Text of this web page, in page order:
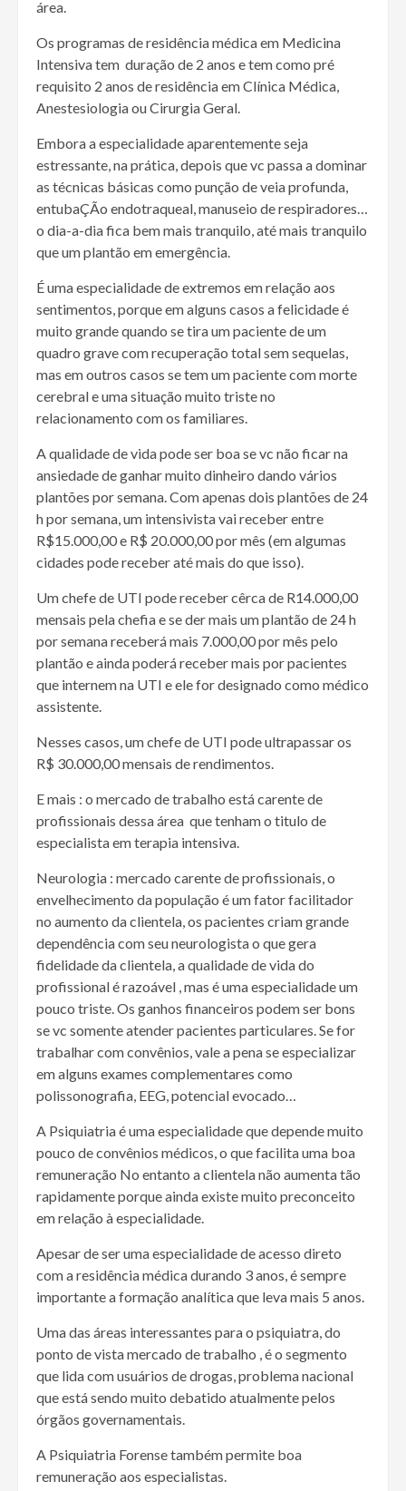
área.
Os programas de residência médica em Medicina
Intensiva tem duração de 2 anos e tem como pré
requisito 2 anos de residência em Clínica Médica,
Anestesiologia ou Cirurgia Geral.
Embora a especialidade aparentemente seja
estressante, na prática, depois que vc passa a dominar
as técnicas básicas como punção de veia profunda,
entubaÇÃo endotraqueal, manuseio de respiradores…
o dia-a-dia fica bem mais tranquilo, até mais tranquilo
que um plantão em emergência.
É uma especialidade de extremos em relação aos
sentimentos, porque em alguns casos a felicidade é
muito grande quando se tira um paciente de um
quadro grave com recuperação total sem sequelas,
mas em outros casos se tem um paciente com morte
cerebral e uma situação muito triste no
relacionamento com os familiares.
A qualidade de vida pode ser boa se vc não ficar na
ansiedade de ganhar muito dinheiro dando vários
plantões por semana. Com apenas dois plantões de 24
h por semana, um intensivista vai receber entre
R$15.000,00 e R$ 20.000,00 por mês (em algumas
cidades pode receber até mais do que isso).
Um chefe de UTI pode receber cêrca de R14.000,00
mensais pela chefia e se der mais um plantão de 24 h
por semana receberá mais 7.000,00 por mês pelo
plantão e ainda poderá receber mais por pacientes
que internem na UTI e ele for designado como médico
assistente.
Nesses casos, um chefe de UTI pode ultrapassar os
R$ 30.000,00 mensais de rendimentos.
E mais : o mercado de trabalho está carente de
profissionais dessa área que tenham o titulo de
especialista em terapia intensiva.
Neurologia : mercado carente de profissionais, o
envelhecimento da população é um fator facilitador
no aumento da clientela, os pacientes criam grande
dependência com seu neurologista o que gera
fidelidade da clientela, a qualidade de vida do
profissional é razoável , mas é uma especialidade um
pouco triste. Os ganhos financeiros podem ser bons
se vc somente atender pacientes particulares. Se for
trabalhar com convênios, vale a pena se especializar
em alguns exames complementares como
polissonografia, EEG, potencial evocado…
A Psiquiatria é uma especialidade que depende muito
pouco de convênios médicos, o que facilita uma boa
remuneração No entanto a clientela não aumenta tão
rapidamente porque ainda existe muito preconceito
em relação à especialidade.
Apesar de ser uma especialidade de acesso direto
com a residência médica durando 3 anos, é sempre
importante a formação analítica que leva mais 5 anos.
Uma das áreas interessantes para o psiquiatra, do
ponto de vista mercado de trabalho , é o segmento
que lida com usuários de drogas, problema nacional
que está sendo muito debatido atualmente pelos
órgãos governamentais.
A Psiquiatria Forense também permite boa
remuneração aos especialistas.